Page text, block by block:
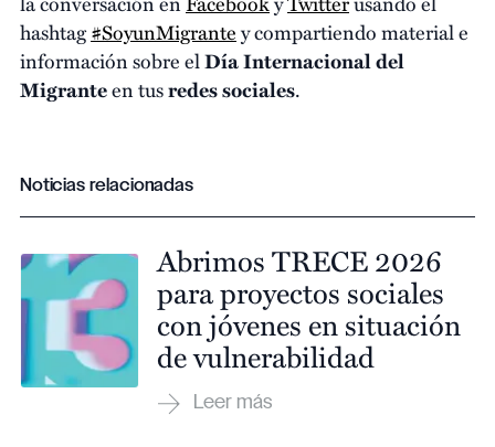
hashtag#SoyunMigrantey compartiendo material e
información sobre elDía Internacional del
Migranteen tusredes sociales.
Noticias relacionadas
Abrimos TRECE 2026
para proyectos sociales
con jóvenes en situación
de vulnerabilidad